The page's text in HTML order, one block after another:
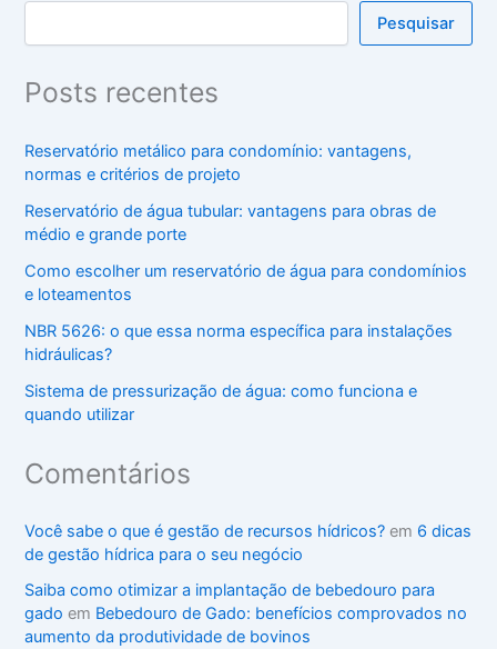
Pesquisar
Posts recentes
Reservatório metálico para condomínio: vantagens,
normas e critérios de projeto
Reservatório de água tubular: vantagens para obras de
médio e grande porte
Como escolher um reservatório de água para condomínios
e loteamentos
NBR 5626: o que essa norma específica para instalações
hidráulicas?
Sistema de pressurização de água: como funciona e
quando utilizar
Comentários
Você sabe o que é gestão de recursos hídricos? em 6 dicas
de gestão hídrica para o seu negócio
Saiba como otimizar a implantação de bebedouro para
gado em Bebedouro de Gado: benefícios comprovados no
aumento da produtividade de bovinos